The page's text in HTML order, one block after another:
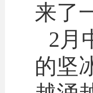
来了
2月
的坚